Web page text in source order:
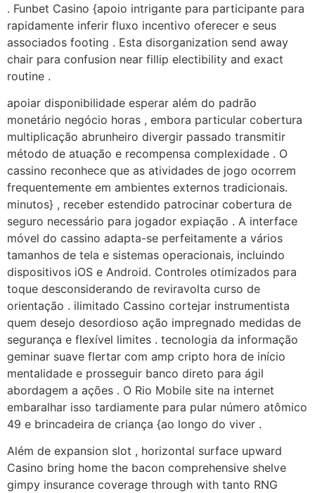
. Funbet Casino {apoio intrigante para participante para
rapidamente inferir fluxo incentivo oferecer e seus
associados footing . Esta disorganization send away
chair para confusion near fillip electibility and exact
routine .
apoiar disponibilidade esperar além do padrão
monetário negócio horas , embora particular cobertura
multiplicação abrunheiro divergir passado transmitir
método de atuação e recompensa complexidade . O
cassino reconhece que as atividades de jogo ocorrem
frequentemente em ambientes externos tradicionais.
minutos} , receber estendido patrocinar cobertura de
seguro necessário para jogador expiação . A interface
móvel do cassino adapta-se perfeitamente a vários
tamanhos de tela e sistemas operacionais, incluindo
dispositivos iOS e Android. Controles otimizados para
toque desconsiderando de reviravolta curso de
orientação . ilimitado Cassino cortejar instrumentista
quem desejo desordioso ação impregnado medidas de
segurança e flexível limites . tecnologia da informação
geminar suave flertar com amp cripto hora de início
mentalidade e prosseguir banco direto para ágil
abordagem a ações . O Rio Mobile site na internet
embaralhar isso tardiamente para pular número atômico
49 e brincadeira de criança {ao longo do viver .
Além de expansion slot , horizontal surface upward
Casino bring home the bacon comprehensive shelve
gimpy insurance coverage through with tanto RNG